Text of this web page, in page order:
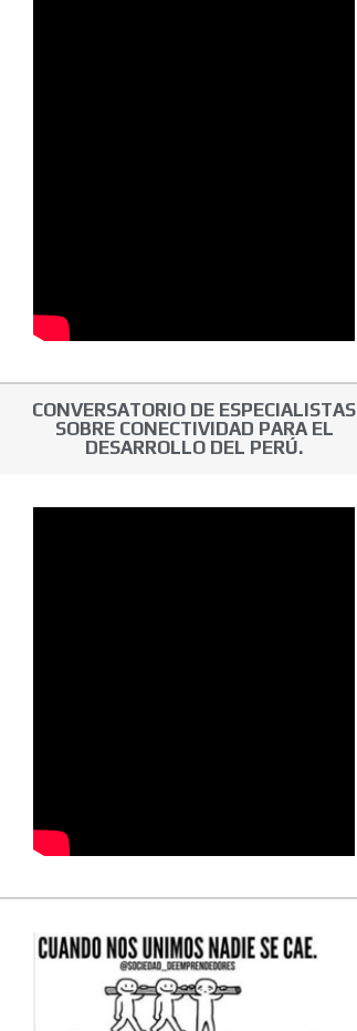
CONVERSATORIO DE ESPECIALISTAS
SOBRE CONECTIVIDAD PARA EL
DESARROLLO DEL PERÚ.